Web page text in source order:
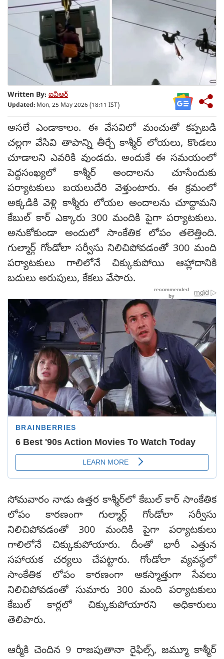
Written By: ఐవీఆర్
Updated: Mon, 25 May 2026 (18:11 IST)
అసలే ఎండాకాలం. ఈ వేసవిలో మంచుతో కప్పబడి
చల్లగా వేసివి తాపాన్ని తీర్చే కాశ్మీర్ లోయలు, కొండలు
చూడాలని ఎవరికి వుండదు. అందుకే ఈ సమయంలో
పెద్దసంఖ్యలో కాశ్మీర్ అందాలను చూసేందుకు
పర్యాటకులు బయలుదేరి వెళ్తుంటారు. ఈ క్రమంలో
అక్కడికి వెళ్లి కాశ్మీరు లోయల అందాలను చూద్దామని
కేబుల్ కార్ ఎక్కారు 300 మందికి పైగా పర్యాటకులు.
అనుకోకుండా అందులో సాంకేతిక లోపం తలెత్తింది.
గుల్మార్గ్ గోండోలా సర్వీసు నిలిచిపోవడంతో 300 మంది
పర్యాటకులు గాలిలోనే చిక్కుకుపోయి ఆహ్లాదానికి
బదులు అరుపులు, కేకలు వేసారు.
సోమవారం నాడు ఉత్తర కాశ్మీర్‌లో కేబుల్ కార్ సాంకేతిక
లోపం కారణంగా గుల్మార్గ్ గోండోలా సర్వీసు
నిలిచిపోవడంతో 300 మందికి పైగా పర్యాటకులు
గాలిలోనే చిక్కుకుపోయారు. దీంతో భారీ ఎత్తున
సహాయక చర్యలు చేపట్టారు. గోండోలా వ్యవస్థలో
సాంకేతిక లోపం కారణంగా అకస్మాత్తుగా సేవలు
నిలిచిపోవడంతో సుమారు 300 మంది పర్యాటకులు
కేబుల్ కార్లలో చిక్కుకుపోయారని అధికారులు
తెలిపారు.
ఆర్మీకి చెందిన 9 రాజపుతానా రైఫిల్స్, జమ్మూ కాశ్మీర్